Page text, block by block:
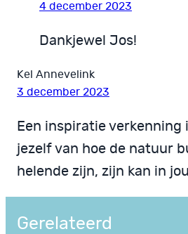
4 december 2023
Dankjewel Jos!
Kel Annevelink
3 december 2023
Een inspiratie verkenning
jezelf van hoe de natuur
helende zijn, zijn kan in
Gerelateerd